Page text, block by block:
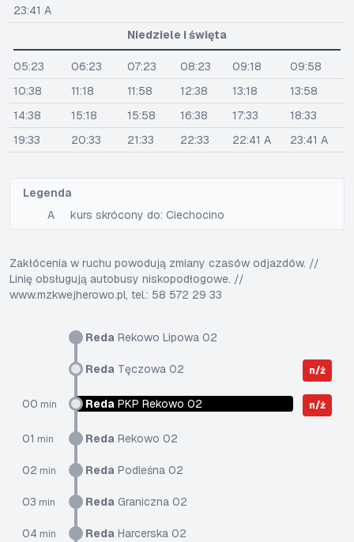
Reda Rekowo Lipowa 02
Reda Tęczowa 02 n/ż
00 min Reda PKP Rekowo 02 n/ż
01 min Reda Rekowo 02
02 min Reda Podleśna 02
03 min Reda Graniczna 02
04 min Reda Harcerska 02
23:41 A
Niedziele i święta
05:23 06:23 07:23 08:23 09:18
09:58
10:38
11:18 11:58 12:38 13:18
13:58
14:38
15:18 15:58 16:38 17:33
18:33
19:33
20:33 21:33 22:33 22:41 A 23:41 A
Legenda
A
kurs skrócony do: Ciechocino
Zakłócenia w ruchu powodują zmiany czasów odjazdów. //
Linię obsługują autobusy niskopodłogowe. //
www.mzkwejherowo.pl, tel.: 58 572 29 33